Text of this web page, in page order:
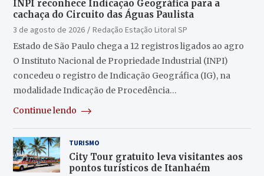
INPI reconhece Indicação Geográfica para a
cachaça do Circuito das Águas Paulista
3 de agosto de 2026
Redação Estação Litoral SP
Estado de São Paulo chega a 12 registros ligados ao agro
O Instituto Nacional de Propriedade Industrial (INPI)
concedeu o registro de Indicação Geográfica (IG), na
modalidade Indicação de Procedência…
Continue lendo
TURISMO
City Tour gratuito leva visitantes aos
pontos turísticos de Itanhaém